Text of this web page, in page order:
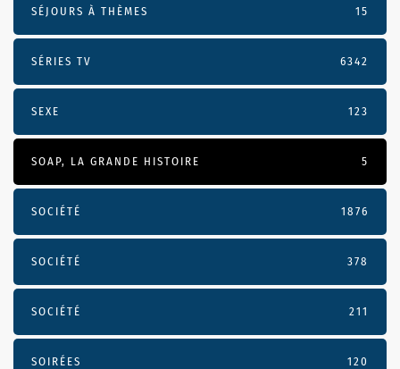
SÉJOURS À THÈMES 15
SÉRIES TV 6342
SEXE 123
SOAP, LA GRANDE HISTOIRE 5
SOCIÉTÉ 1876
SOCIÉTÉ 378
SOCIÉTÉ 211
SOIRÉES 120